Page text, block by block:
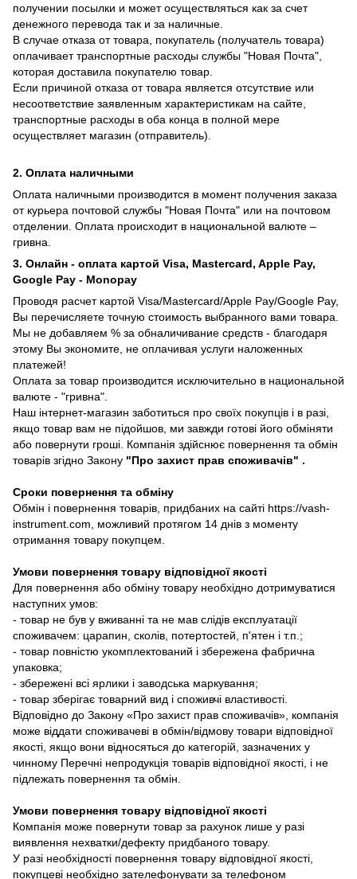
получении посылки и может осуществляться как за счет
денежного перевода так и за наличные.
В случае отказа от товара, покупатель (получатель товара)
оплачивает транспортные расходы службы "Новая Почта",
которая доставила покупателю товар.
Если причиной отказа от товара является отсутствие или
несоответствие заявленным характеристикам на сайте,
транспортные расходы в оба конца в полной мере
осуществляет магазин (отправитель).
2. Оплата наличными
Оплата наличными производится в момент получения заказа
от курьера почтовой службы "Новая Почта" или на почтовом
отделении. Оплата происходит в национальной валюте –
гривна.
3. Онлайн - оплата картой Visa, Mastercard, Apple Pay,
Google Pay - Monopay
Проводя расчет картой Visa/Mastercard/Apple Pay/Google Pay,
Вы перечисляете точную стоимость выбранного вами товара.
Мы не добавляем % за обналичивание средств - благодаря
этому Вы экономите, не оплачивая услуги наложенных
платежей!
Оплата за товар производится исключительно в национальной
валюте - "гривна".
Наш інтернет-магазин заботиться про своїх покупців і в разі,
якщо товар вам не підойшов, ми завжди готові його обміняти
або повернути гроші. Компанія здійснює повернення та обмін
товарів згідно Закону "Про захист прав споживачів" .
Сроки повернення та обміну
Обмін і повернення товарів, придбаних на сайті https://vash-
instrument.com, можливий протягом 14 днів з моменту
отримання товару покупцем.
Умови повернення товару відповідної якості
Для повернення або обміну товару необхідно дотримуватися
наступних умов:
- товар не був у вживанні та не мав слідів експлуатації
споживачем: царапин, сколів, потертостей, п'ятен і т.п.;
- товар повністю укомплектований і збережена фабрична
упаковка;
- збережені всі ярлики і заводська маркування;
- товар зберігає товарний вид і споживчі властивості.
Відповідно до Закону «Про захист прав споживачів», компанія
може віддати споживачеві в обмін/відмову товари відповідної
якості, якщо вони відносяться до категорій, зазначених у
чинному Перечні непродукція товарів відповідної якості, і не
підлежать повернення та обмін.
Умови повернення товару відповідної якості
Компанія може повернути товар за рахунок лише у разі
виявлення нехватки/дефекту придбаного товару.
У разі необхідності повернення товару відповідної якості,
покупцеві необхідно зателефонувати за телефоном